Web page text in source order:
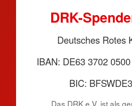
DRK-
Deutsches Rotes
IBAN: DE63 3702
BIC:
Das DRK e.V. ist als